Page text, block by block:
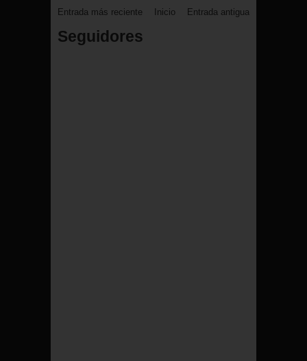
Entrada más reciente Entrada antigua
Inicio
Seguidores